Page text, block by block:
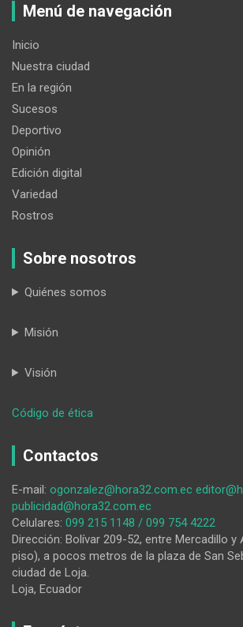
Menú de navegación
Inicio
Nuestra ciudad
En la región
Sucesos
Deportivo
Opinión
Edición digital
Variedad
Rostros
Sobre nosotros
Quiénes somos
Misión
Visión
Código de ética
de
en
la
legislación
Contactos
E-mail: ogonzalez@hora32.com.ec
publicidad@hora32.com.ec
Celulares: 099 215 1148 / 099 754 4222
Dirección: Bolívar 209-52, entre Mercadillo y
piso), a pocos metros de la plaza de San
ciudad de Loja.
Loja, Ecuador